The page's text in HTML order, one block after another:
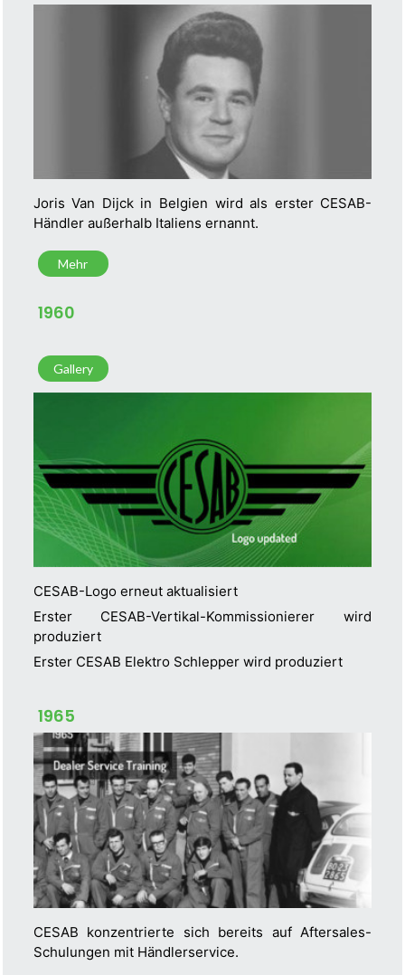
Joris Van Dijck in Belgien wird als erster CESAB-
Händler außerhalb Italiens ernannt.
Mehr
1960
Gallery
CESAB-Logo erneut aktualisiert
Erster CESAB-Vertikal-Kommissionierer wird
produziert
Erster CESAB Elektro Schlepper wird produziert
1965
CESAB konzentrierte sich bereits auf Aftersales-
Schulungen mit Händlerservice.